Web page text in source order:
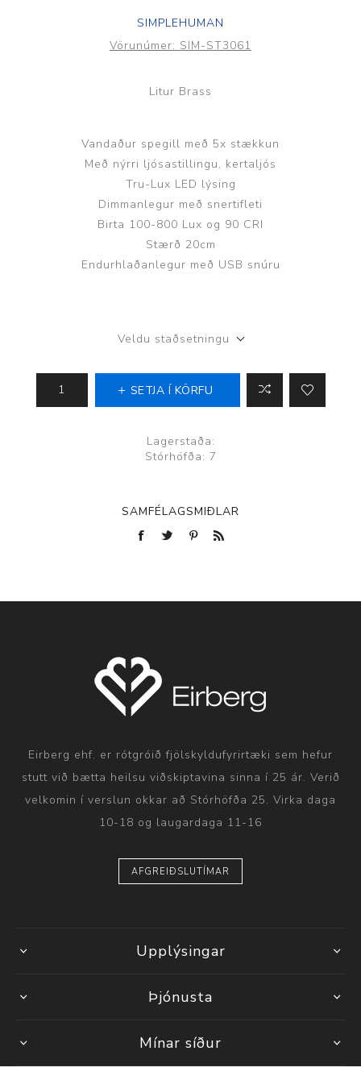
SIMPLEHUMAN
Vörunúmer: SIM-ST3061
Litur Brass
Vandaður spegill með 5x stækkun
Með nýrri ljósastillingu, kertaljós
Tru-Lux LED lýsing
Dimmanlegur með snertifleti
Birta 100-800 Lux og 90 CRI
Stærð 20cm
Endurhlaðanlegur með USB snúru
Veldu staðsetningu
SETJA Í KÖRFU
Lagerstaða:
Stórhöfða: 7
SAMFÉLAGSMIÐLAR
Eirberg ehf. er rótgróið fjölskyldufyrirtæki sem hefur
stutt við bætta heilsu viðskiptavina sinna í 25 ár. Verið
velkomin í verslun okkar að Stórhöfða 25. Virka daga
10-18 og laugardaga 11-16
AFGREIÐSLUTÍMAR
Upplýsingar
Þjónusta
Mínar síður